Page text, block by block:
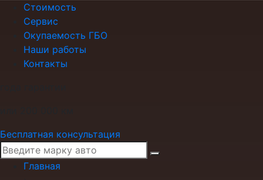
Стоимость
Сервис
Окупаемость ГБО
Наши работы
Контакты
Бесплатная консультация
Главная